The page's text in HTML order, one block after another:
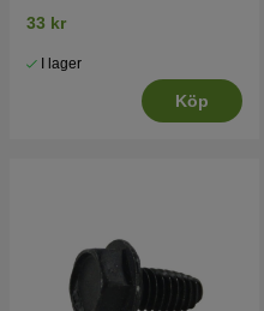
33 kr
I lager
Köp